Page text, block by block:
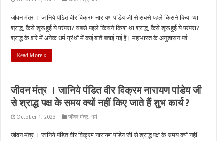
जीवन मंत्र । जानिये पंडित वीर विक्रम नारायण पांडेय जी से सबसे पहले किसने किया था
श्राद्ध, कैसे शुरू हुई ये परंपरा? सबसे पहले किसने किया था श्राद्ध, कैसे शुरू हुई ये परंपरा?
श्राद्ध के बारे में अनेक धर्म ग्रंथों में कई बातें बताई गई हैं। महाभारत के अनुशासन पर्व …
Read More »
जीवन मंत्र । जानिये पंडित वीर विक्रम नारायण पांडेय जी
से श्राद्ध पक्ष के समय क्यों नहीं किए जाते हैं शुभ कार्य ?
October 1, 2023 जीवन मंत्र,धर्म
जीवन मंत्र । जानिये पंडित वीर विक्रम नारायण पांडेय जी से श्राद्ध पक्ष के समय क्यों नहीं